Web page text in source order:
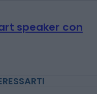
speaker con